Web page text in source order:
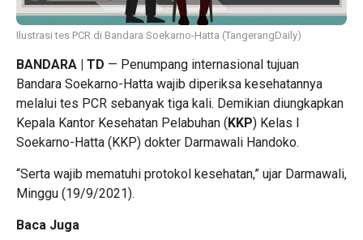
Ilustrasi tes PCR di Bandara Soekarno-Hatta (TangerangDaily)
BANDARA | TD — Penumpang internasional tujuan
Bandara Soekarno-Hatta wajib diperiksa kesehatannya
melalui tes PCR sebanyak tiga kali. Demikian diungkapkan
Kepala Kantor Kesehatan Pelabuhan (KKP) Kelas I
Soekarno-Hatta (KKP) dokter Darmawali Handoko.
“Serta wajib mematuhi protokol kesehatan,” ujar Darmawali,
Minggu (19/9/2021).
Baca Juga